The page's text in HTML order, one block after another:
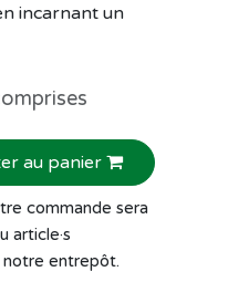
incarnant un
au panier
commande sera
article·s
notre entrepôt.